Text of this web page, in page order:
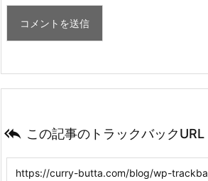
 この記事のトラックバックURL